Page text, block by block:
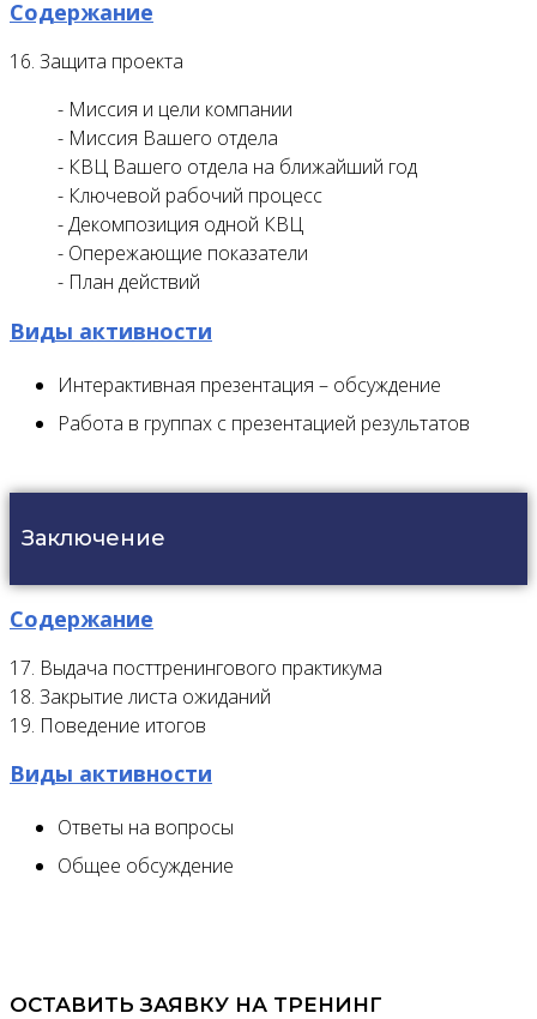
Содержание
16. Защита проекта
- Миссия и цели компании
- Миссия Вашего отдела
- КВЦ Вашего отдела на ближайший год
- Ключевой рабочий процесс
- Декомпозиция одной КВЦ
- Опережающие показатели
- План действий
Виды активности
Интерактивная презентация – обсуждение
Работа в группах с презентацией результатов
Заключение
Содержание
17. Выдача посттренингового практикума
18. Закрытие листа ожиданий
19. Поведение итогов
Виды активности
Ответы на вопросы
Общее обсуждение
ОСТАВИТЬ ЗАЯВКУ НА ТРЕНИНГ